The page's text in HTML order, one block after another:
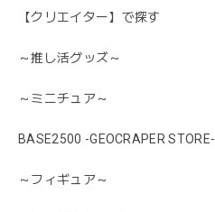
【クリエイター】で探す
～推し活グッズ～
～ミニチュア～
BASE2500 -GEOCRAPER STORE-
～フィギュア～